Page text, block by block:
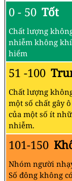
0 - 50 Tốt
Chất lượng
nhiễm không
hiểm
51 -100
Chất lượng
một số chất gây
của một số ít
nhiễm.
101-150
Nhóm người
Số đông không